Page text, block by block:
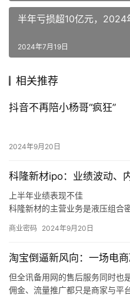
半年亏损超10亿元，
2024年7月19日
相关推荐
抖音不再陪小杨哥“疯狂”
2024年9月20日
科隆新材ipo：业绩波动、
上半年业绩表现不佳
科隆新材的主营业务是液压组合
产、销售和维修，同时也为风电
同时，如果未来煤炭主体能源地
需求减少，科隆新材又未能拓展
变化、新技术和新产品未能顺应
商业密码 2024年9月20日
淘宝倒逼新风向：一场电
但全讯备用网的售后服务同时也
佣金、流量推广都只是商家与平